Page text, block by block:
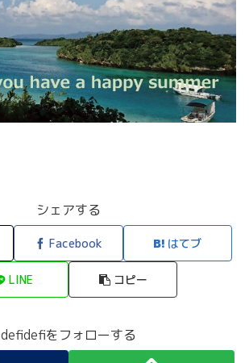
シェアする
Facebook はてブ
LINE コピー
defidefiをフォローする